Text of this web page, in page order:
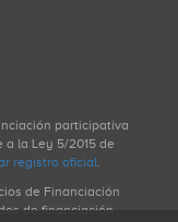
participativa
a la Ley 5/2015 de
registro oficial.
de Financiación
de financiación